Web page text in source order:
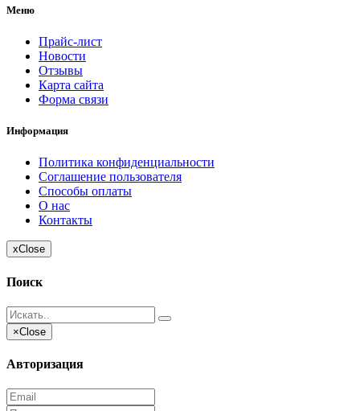
Меню
Прайс-лист
Новости
Отзывы
Карта сайта
Форма связи
Информация
Политика конфиденциальности
Соглашение пользователя
Способы оплаты
О нас
Контакты
xClose
Поиск
×Close
Авторизация